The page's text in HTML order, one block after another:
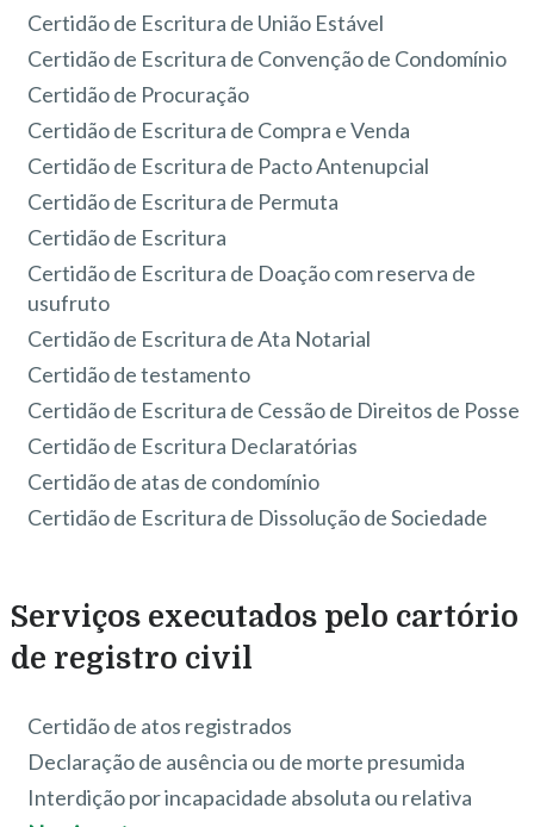
Certidão de Escritura de União Estável
Certidão de Escritura de Convenção de Condomínio
Certidão de Procuração
Certidão de Escritura de Compra e Venda
Certidão de Escritura de Pacto Antenupcial
Certidão de Escritura de Permuta
Certidão de Escritura
Certidão de Escritura de Doação com reserva de
usufruto
Certidão de Escritura de Ata Notarial
Certidão de testamento
Certidão de Escritura de Cessão de Direitos de Posse
Certidão de Escritura Declaratórias
Certidão de atas de condomínio
Certidão de Escritura de Dissolução de Sociedade
Serviços executados pelo cartório
de registro civil
Certidão de atos registrados
Declaração de ausência ou de morte presumida
Interdição por incapacidade absoluta ou relativa